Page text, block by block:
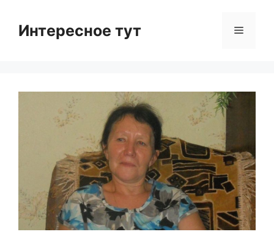
contentИнтересное тут Menu